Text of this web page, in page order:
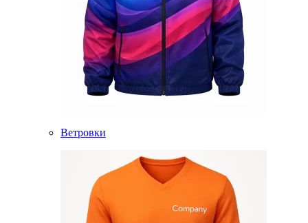
Ветровки